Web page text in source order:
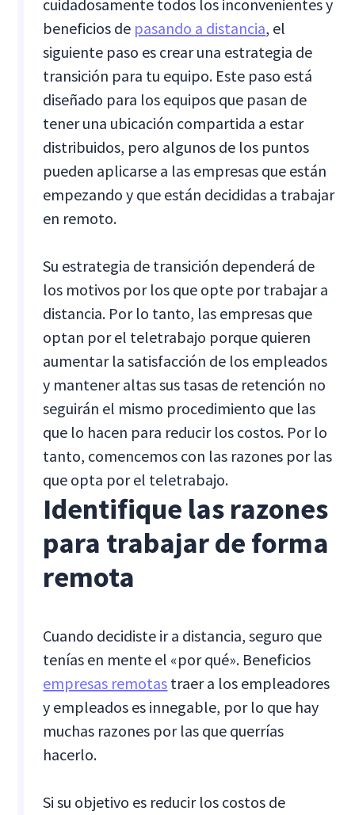
cuidadosamente todos los inconvenientes y
beneficios de pasando a distancia, el
siguiente paso es crear una estrategia de
transición para tu equipo. Este paso está
diseñado para los equipos que pasan de
tener una ubicación compartida a estar
distribuidos, pero algunos de los puntos
pueden aplicarse a las empresas que están
empezando y que están decididas a trabajar
en remoto.
Su estrategia de transición dependerá de
los motivos por los que opte por trabajar a
distancia. Por lo tanto, las empresas que
optan por el teletrabajo porque quieren
aumentar la satisfacción de los empleados
y mantener altas sus tasas de retención no
seguirán el mismo procedimiento que las
que lo hacen para reducir los costos. Por lo
tanto, comencemos con las razones por las
que opta por el teletrabajo.
Identifique las razones
para trabajar de forma
remota
Cuando decidiste ir a distancia, seguro que
tenías en mente el «por qué». Beneficios
empresas remotas traer a los empleadores
y empleados es innegable, por lo que hay
muchas razones por las que querrías
hacerlo.
Si su objetivo es reducir los costos de